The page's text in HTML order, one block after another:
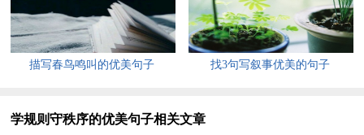
残与颠覆，无数生命不得不面对一次次严峻的考验。安全，这一
沉重的话题，带给我们多少悲欢离合!
为明天的美好生活付出努力。
描写春鸟鸣叫的优美句子 找3句写叙事优美的句子
学规则守秩序的优美句子相关文章